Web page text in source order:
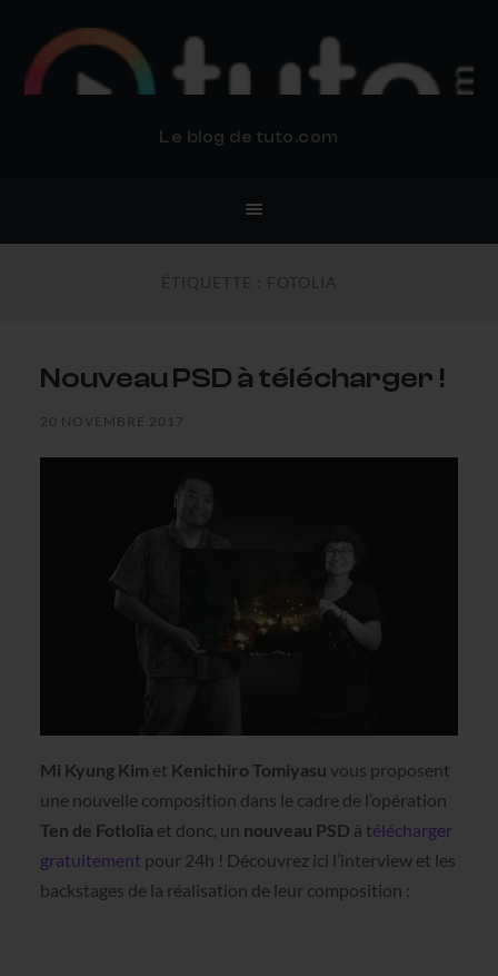
Le blog de tuto.com
Nouveau PSD à télécharger !
20 NOVEMBRE 2017
Mi Kyung Kim et Kenichiro Tomiyasu vous proposent
une nouvelle composition dans le cadre de l’opération
Ten de Fotlolia et donc, un nouveau PSD à télécharger
gratuitement pour 24h ! Découvrez ici l’interview et les
backstages de la réalisation de leur composition :